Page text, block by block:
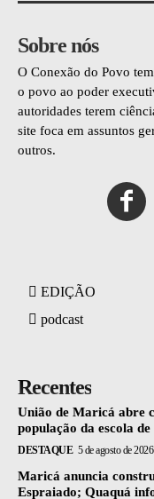
Sobre nós
O Conexão do Povo
o povo ao poder
autoridades terem
site foca em assuntos
outros.
EDIÇÃO
podcast
Recentes
União de Maricá abre
população da escola de
DESTAQUE 5 de agosto de 2026
Maricá anuncia
Espraiado; Quaquá